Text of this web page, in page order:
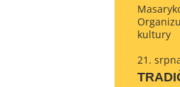
kultury
21.